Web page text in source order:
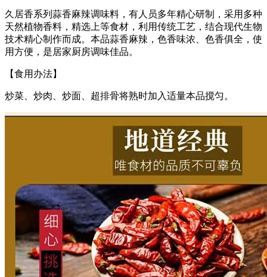
久居香系列蒜香麻辣调味料，有人员多年精心研制，采用多种
天然植物香料，精选上等食材，利用传统工艺，结合现代生物
技术精心制作而成。本品蒜香麻辣，色香味浓、色香俱全，使
用方便，是居家厨房调味佳品。
【食用办法】
炒菜、炒肉、炒面、超排骨将熟时加入适量本品搅匀。